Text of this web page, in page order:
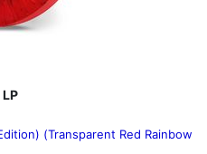
(Transparent Red Rainbow